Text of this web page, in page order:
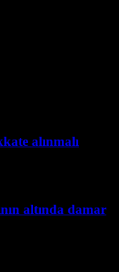
alınmalı
altında damar